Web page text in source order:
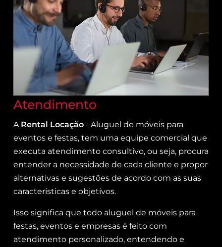
Atendimento
A Rental Locação - Aluguel de móveis para
eventos e festas, tem uma equipe comercial que
executa atendimento consultivo, ou seja, procura
entender a necessidade de cada cliente e propor
alternativas e sugestões de acordo com as suas
características e objetivos.
Isso significa que todo aluguel de móveis para
festas, eventos e empresas é feito com
atendimento personalizado, entendendo e